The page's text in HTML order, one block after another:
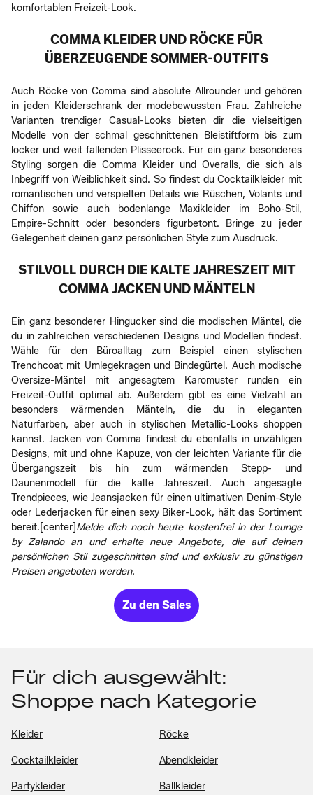
komfortablen Freizeit-Look.
COMMA KLEIDER UND RÖCKE FÜR
ÜBERZEUGENDE SOMMER-OUTFITS
Auch Röcke von Comma sind absolute Allrounder und gehören
in jeden Kleiderschrank der modebewussten Frau. Zahlreiche
Varianten trendiger Casual-Looks bieten dir die vielseitigen
Modelle von der schmal geschnittenen Bleistiftform bis zum
locker und weit fallenden Plisseerock. Für ein ganz besonderes
Styling sorgen die Comma Kleider und Overalls, die sich als
Inbegriff von Weiblichkeit sind. So findest du Cocktailkleider mit
romantischen und verspielten Details wie Rüschen, Volants und
Chiffon sowie auch bodenlange Maxikleider im Boho-Stil,
Empire-Schnitt oder besonders figurbetont. Bringe zu jeder
Gelegenheit deinen ganz persönlichen Style zum Ausdruck.
STILVOLL DURCH DIE KALTE JAHRESZEIT MIT
COMMA JACKEN UND MÄNTELN
Ein ganz besonderer Hingucker sind die modischen Mäntel, die
du in zahlreichen verschiedenen Designs und Modellen findest.
Wähle für den Büroalltag zum Beispiel einen stylischen
Trenchcoat mit Umlegekragen und Bindegürtel. Auch modische
Oversize-Mäntel mit angesagtem Karomuster runden ein
Freizeit-Outfit optimal ab. Außerdem gibt es eine Vielzahl an
besonders wärmenden Mänteln, die du in eleganten
Naturfarben, aber auch in stylischen Metallic-Looks shoppen
kannst. Jacken von Comma findest du ebenfalls in unzähligen
Designs, mit und ohne Kapuze, von der leichten Variante für die
Übergangszeit bis hin zum wärmenden Stepp- und
Daunenmodell für die kalte Jahreszeit. Auch angesagte
Trendpieces, wie Jeansjacken für einen ultimativen Denim-Style
oder Lederjacken für einen sexy Biker-Look, hält das Sortiment
bereit. [center] Melde dich noch heute kostenfrei in der Lounge
by Zalando an und erhalte neue Angebote, die auf deinen
persönlichen Stil zugeschnitten sind und exklusiv zu günstigen
Preisen angeboten werden.
Zu den Sales
Für dich ausgewählt:
Shoppe nach Kategorie
Kleider Röcke
Cocktailkleider Abendkleider
Partykleider Ballkleider